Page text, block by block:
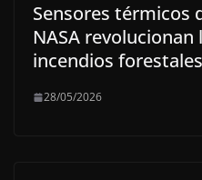
Sensores térmicos
NASA
incendios forestales
28/05/2026